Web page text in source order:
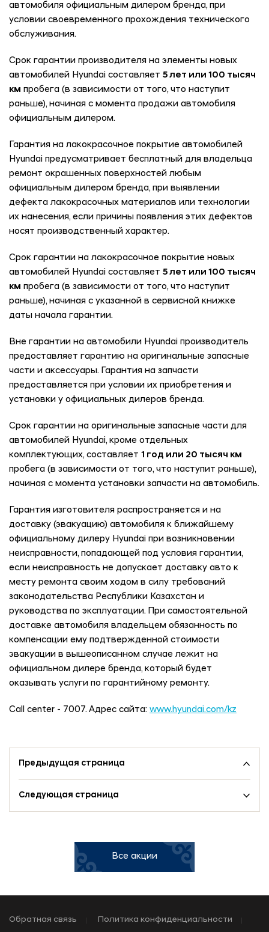
автомобиля официальным дилером бренда, при
условии своевременного прохождения технического
обслуживания.
Срок гарантии производителя на элементы новых
автомобилей Hyundai составляет 5 лет или 100 тысяч
км пробега (в зависимости от того, что наступит
раньше), начиная с момента продажи автомобиля
официальным дилером.
Гарантия на лакокрасочное покрытие автомобилей
Hyundai предусматривает бесплатный для владельца
ремонт окрашенных поверхностей любым
официальным дилером бренда, при выявлении
дефекта лакокрасочных материалов или технологии
их нанесения, если причины появления этих дефектов
носят производственный характер.
Срок гарантии на лакокрасочное покрытие новых
автомобилей Hyundai составляет 5 лет или 100 тысяч
км пробега (в зависимости от того, что наступит
раньше), начиная с указанной в сервисной книжке
даты начала гарантии.
Вне гарантии на автомобили Hyundai производитель
предоставляет гарантию на оригинальные запасные
части и аксессуары. Гарантия на запчасти
предоставляется при условии их приобретения и
установки у официальных дилеров бренда.
Срок гарантии на оригинальные запасные части для
автомобилей Hyundai, кроме отдельных
комплектующих, составляет 1 год или 20 тысяч км
пробега (в зависимости от того, что наступит раньше),
начиная с момента установки запчасти на автомобиль.
Гарантия изготовителя распространяется и на
доставку (эвакуацию) автомобиля к ближайшему
официальному дилеру Hyundai при возникновении
неисправности, попадающей под условия гарантии,
если неисправность не допускает доставку авто к
месту ремонта своим ходом в силу требований
законодательства Республики Казахстан и
руководства по эксплуатации. При самостоятельной
доставке автомобиля владельцем обязанность по
компенсации ему подтвержденной стоимости
эвакуации в вышеописанном случае лежит на
официальном дилере бренда, который будет
оказывать услуги по гарантийному ремонту.
Call center - 7007. Адрес сайта: www.hyundai.com/kz
Предыдущая страница
Следующая страница
Все акции
Обратная связь Политика конфиденциальности